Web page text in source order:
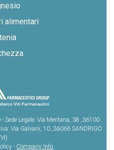
alimentari
Sede Legale: Via Mentana, 38 ,36100
Via Galvani, 10 ,36066 SANDRIGO
- Company Info